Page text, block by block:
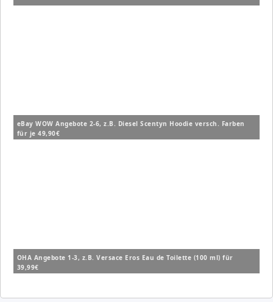
eBay WOW Angebote 2-6, z.B. Diesel Scentyn Hoodie versch. Farben
für je 49,90€
OHA Angebote 1-3, z.B. Versace Eros Eau de Toilette (100 ml) für
39,99€